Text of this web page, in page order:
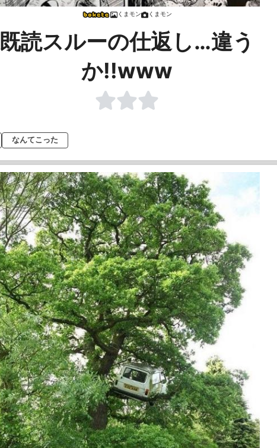
くまモン くまモン
既読スルーの仕返し…違う
か!!www
なんてこった